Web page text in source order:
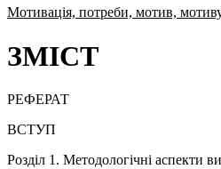
Мотивація, потреби, мотив,
ЗМІСТ
РЕФЕРАТ
ВСТУП
Розділ 1. Методологічні аспекти